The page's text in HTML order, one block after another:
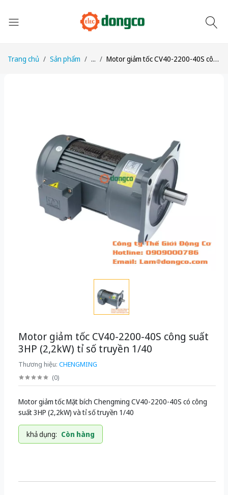
Trang chủ Sản phẩm ... Motor giảm tốc CV40-2200-40S công suất 3HP (2,2kW) tỉ số truyền 1/40
Motor giảm tốc CV40-2200-40S công suất
3HP (2,2kW) tỉ số truyền 1/40
Thương hiệu: CHENGMING
(0)
Motor giảm tốc Mặt bích Chengming CV40-2200-40S có công
suất 3HP (2,2kW) và tỉ số truyền 1/40
khả dụng: Còn hàng